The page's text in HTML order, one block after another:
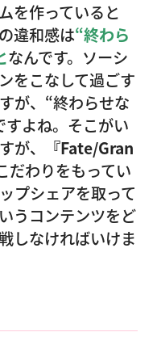
を作っていると
違和感は“終わら
なんです。ソーシ
をこなして過ごす
が、“終わらせな
すよね。そこがい
が、
『Fate/Gran
だわりをもってい
プシェアを取って
うコンテンツをど
しなければいけま